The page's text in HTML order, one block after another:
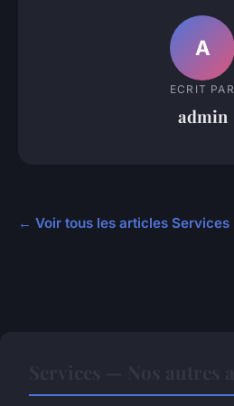
A
ECRIT PAR
admin
← Voir tous les articles Services